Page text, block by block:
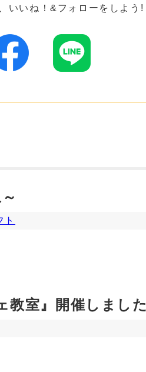
いいね！&フォローをしよう!
ト
教室』開催しました